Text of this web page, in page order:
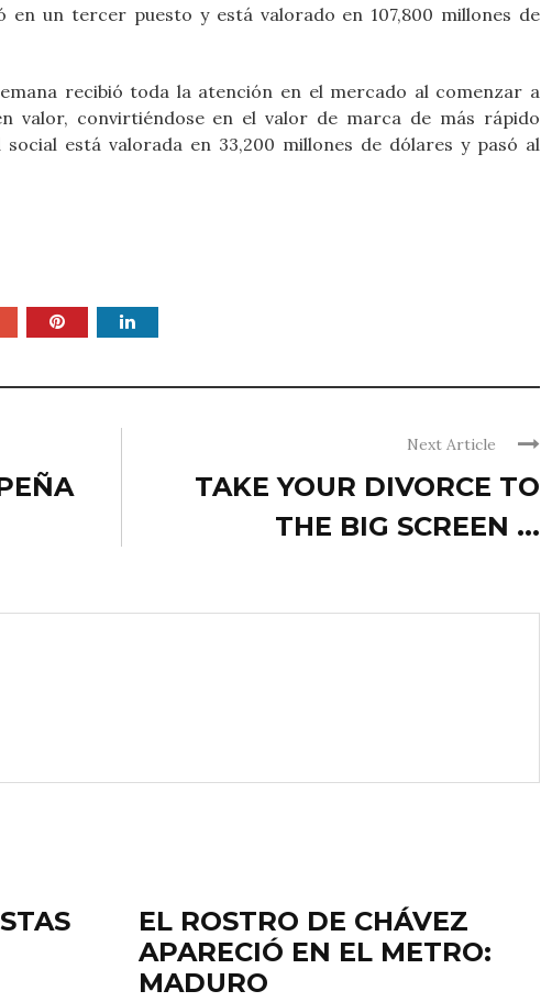
en un tercer puesto y está valorado en 107,800 millones de
recibió toda la atención en el mercado al comenzar a
valor, convirtiéndose en el valor de marca de más rápido
está valorada en 33,200 millones de dólares y pasó al
Next Article
TAKE YOUR DIVORCE TO
THE BIG SCREEN ...
EL ROSTRO DE CHÁVEZ
APARECIÓ EN EL METRO:
MADURO